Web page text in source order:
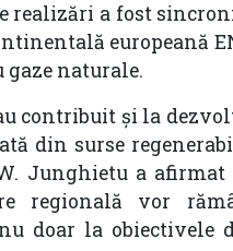
a fost
europeană
naturale.
contribuit și la
din surse
Junghietu a
regională vor
doar la obiectivele